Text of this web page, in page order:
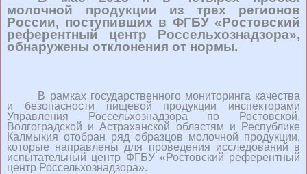
молочной продукции из трех регионов
России, поступивших в ФГБУ «Ростовский
референтный центр Россельхознадзора»,
обнаружены отклонения от нормы.
В рамках государственного мониторинга качества
и безопасности пищевой продукции инспекторами
Управления Россельхознадзора по Ростовской,
Волгоградской и Астраханской областям и Республике
Калмыкия отобран ряд образцов молочной продукции,
которые направлены для проведения исследований в
испытательный центр ФГБУ «Ростовский референтный
центр Россельхознадзора».